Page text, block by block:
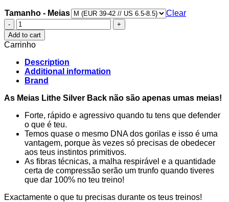
Tamanho - Meias
Clear
Meias
Lithe
Silver
Back
quantity
Add to cart
Carrinho
Description
Additional information
Brand
As Meias Lithe Silver Back não são apenas umas meias!
Forte, rápido e agressivo quando tu tens que defender
o que é teu.
Temos quase o mesmo DNA dos gorilas e isso é uma
vantagem, porque às vezes só precisas de obedecer
aos teus instintos primitivos.
As fibras técnicas, a malha respirável e a quantidade
certa de compressão serão um trunfo quando tiveres
que dar 100% no teu treino!
Exactamente o que tu precisas durante os teus treinos!